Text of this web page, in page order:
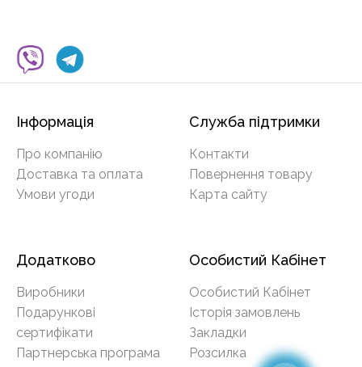
Інформація
Про компанію
Доставка та оплата
Умови угоди
Служба підтримки
Контакти
Повернення товару
Карта сайту
Додатково
Виробники
Подарункові
сертифікати
Партнерська програма
Особистий Кабінет
Особистий Кабінет
Історія замовлень
Закладки
Розсилка